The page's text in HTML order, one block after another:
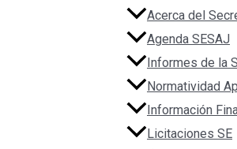
Acerca del
Agenda SESAJ
Informes de la
Normatividad
Información
Licitaciones SE